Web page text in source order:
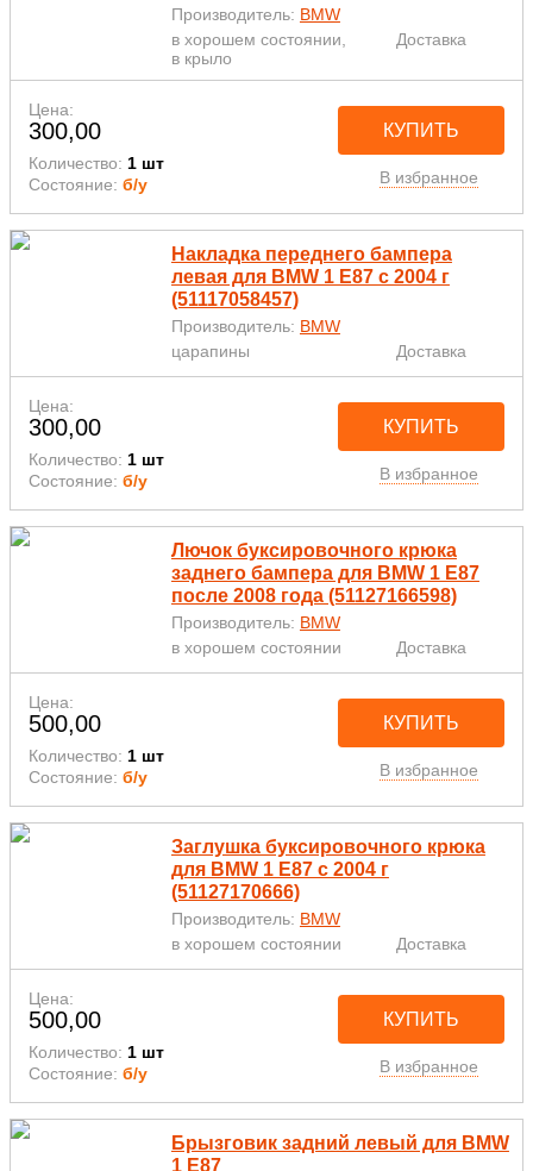
Производитель: BMW
в хорошем состоянии,
в крыло
Доставка
Цена:
300,00
Количество: 1 шт
Состояние: б/у
КУПИТЬ
В избранное
Накладка переднего бампера
левая для BMW 1 E87 с 2004 г
(51117058457)
Производитель: BMW
царапины
Доставка
Цена:
300,00
Количество: 1 шт
Состояние: б/у
КУПИТЬ
В избранное
Лючок буксировочного крюка
заднего бампера для BMW 1 E87
после 2008 года (51127166598)
Производитель: BMW
в хорошем состоянии
Доставка
Цена:
500,00
Количество: 1 шт
Состояние: б/у
КУПИТЬ
В избранное
Заглушка буксировочного крюка
для BMW 1 E87 с 2004 г
(51127170666)
Производитель: BMW
в хорошем состоянии
Доставка
Цена:
500,00
Количество: 1 шт
Состояние: б/у
КУПИТЬ
В избранное
Брызговик задний левый для BMW
1 E87